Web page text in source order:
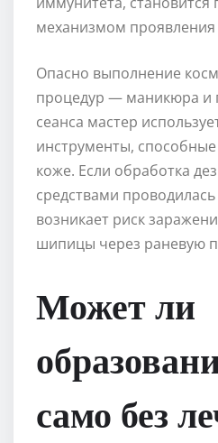
механизмом проявления
Опасно выполнение
процедур — маникюра и
сеанса мастер
инструменты,
коже. Если обработка
средствами
возникает риск
шипицы через раневую
Может ли
само без